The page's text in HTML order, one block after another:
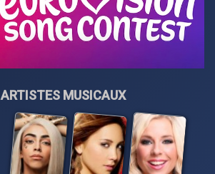
ARTISTES MUSICAUX